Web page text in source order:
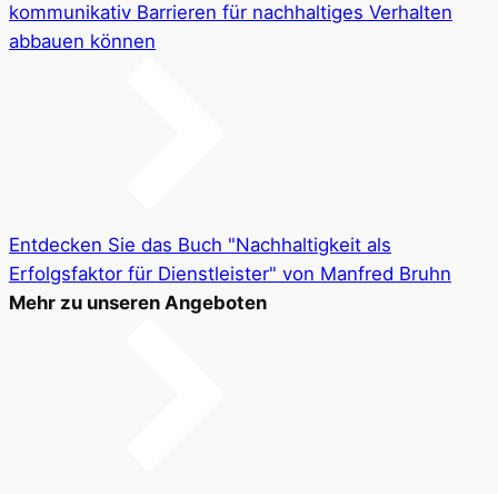
kommunikativ Barrieren für nachhaltiges Verhalten
abbauen können
Entdecken Sie das Buch "Nachhaltigkeit als
Erfolgsfaktor für Dienstleister" von Manfred Bruhn
Mehr zu unseren Angeboten